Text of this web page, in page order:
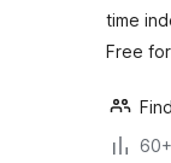
time
Free
60+